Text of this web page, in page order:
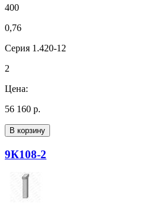
400
0,76
Серия 1.420-12
2
Цена:
56 160 р.
В корзину
9К108-2